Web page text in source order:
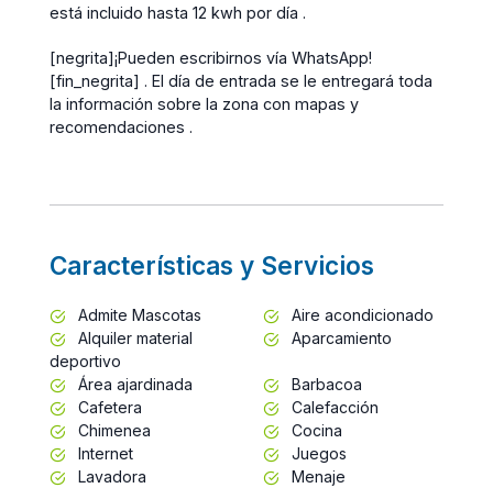
está incluido hasta 12 kwh por día .
[negrita]¡Pueden escribirnos vía WhatsApp!
[fin_negrita] . El día de entrada se le entregará toda
la información sobre la zona con mapas y
recomendaciones .
Características y Servicios
Admite Mascotas
Aire acondicionado
Alquiler material
deportivo
Aparcamiento
Área ajardinada
Barbacoa
Cafetera
Calefacción
Chimenea
Cocina
Internet
Juegos
Lavadora
Menaje